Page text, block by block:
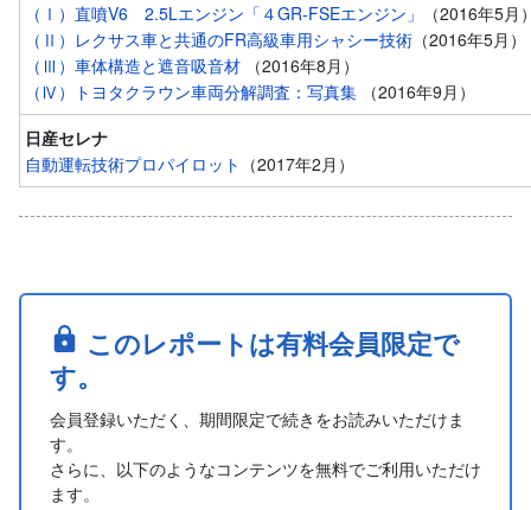
（Ⅰ）直噴V6 2.5Lエンジン「４GR-FSEエンジン」
（2016年5月
（Ⅱ）レクサス車と共通のFR高級車用シャシー技術 （2016年5月）
（Ⅲ）車体構造と遮音吸音材
（2016年8月）
（Ⅳ）トヨタクラウン車両分解調査：写真集
（2016年9月）
日産セレナ
自動運転技術プロパイロット （2017年2月）
このレポートは有料会員限定で
す。
会員登録いただく、期間限定で続きをお読みいただけま
す。
さらに、以下のようなコンテンツを無料でご利用いただけ
ます。